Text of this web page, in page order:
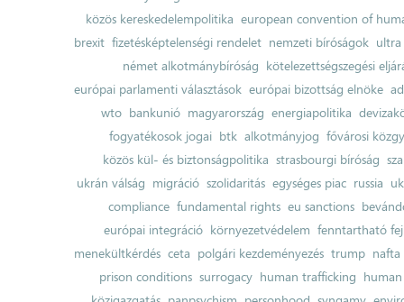
közös kereskedelempolitika european convention of
brexit fizetésképtelenségi rendelet nemzeti bíróságok ultra
német alkotmánybíróság kötelezettségszegési
európai parlamenti választások európai bizottság elnöke
wto bankunió magyarország energiapolitika
fogyatékosok jogai btk alkotmányjog fővárosi
közös kül- és biztonságpolitika strasbourgi bíróság
ukrán válság migráció szolidaritás egységes piac russia
compliance fundamental rights eu sanctions
európai integráció környezetvédelem fenntartható
menekültkérdés ceta polgári kezdeményezés trump nafta
prison conditions surrogacy human trafficking